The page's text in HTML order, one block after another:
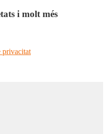
i molt més
privacitat